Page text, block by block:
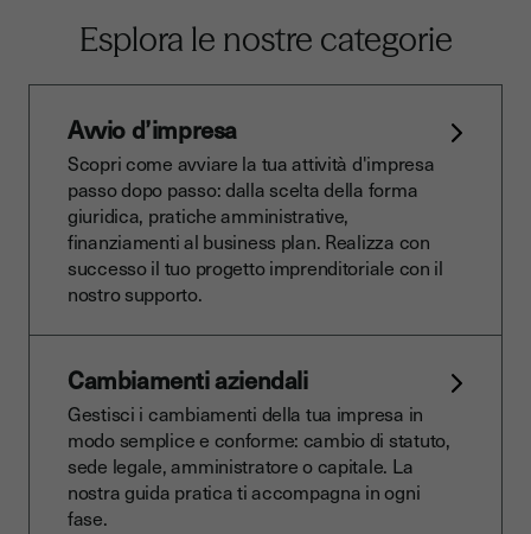
Esplora le nostre categorie
Avvio d’impresa
Scopri come avviare la tua attività d'impresa
passo dopo passo: dalla scelta della forma
giuridica, pratiche amministrative,
finanziamenti al business plan. Realizza con
successo il tuo progetto imprenditoriale con il
nostro supporto.
Cambiamenti aziendali
Gestisci i cambiamenti della tua impresa in
modo semplice e conforme: cambio di statuto,
sede legale, amministratore o capitale. La
nostra guida pratica ti accompagna in ogni
fase.